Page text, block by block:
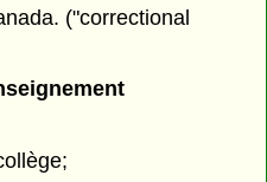
("correctional